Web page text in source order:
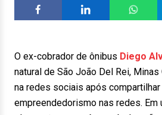
O ex-cobrador de ônibus Diego
natural de São João Del Rei,
na redes sociais após
empreendedorismo nas redes.